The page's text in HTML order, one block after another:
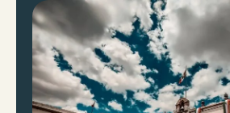
cr
p
ol